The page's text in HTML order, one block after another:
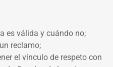
es válida y cuándo no;
reclamo;
el vínculo de respeto con